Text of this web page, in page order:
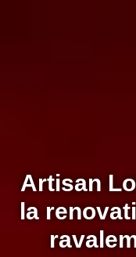
Artisan
la